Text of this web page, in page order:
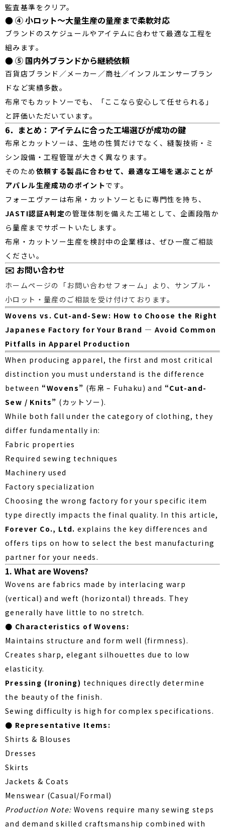
監査基準をクリア。
● ④ 小ロット〜大量生産の量産まで柔軟対応
ブランドのスケジュールやアイテムに合わせて最適な工程を
組みます。
● ⑤ 国内外ブランドから継続依頼
百貨店ブランド／メーカー／商社／インフルエンサーブラン
ドなど実績多数。
布帛でもカットソーでも、「ここなら安心して任せられる」
と評価いただいています。
6．まとめ：アイテムに合った工場選びが成功の鍵
布帛とカットソーは、生地の性質だけでなく、縫製技術・ミ
シン設備・工程管理が大きく異なります。
そのため 依頼する製品に合わせて、最適な工場を選ぶことが
アパレル生産成功のポイントです。
フォーエヴァーは布帛・カットソーともに専門性を持ち、
JASTI認証A判定の管理体制を備えた工場として、企画段階か
ら量産までサポートいたします。
布帛・カットソー生産を検討中の企業様は、ぜひ一度ご相談
ください。
✉️ お問い合わせ
ホームページの「お問い合わせフォーム」より、サンプル・
小ロット・量産のご相談を受け付けております。
Wovens vs. Cut-and-Sew: How to Choose the Right
Japanese Factory for Your Brand — Avoid Common
Pitfalls in Apparel Production
When producing apparel, the first and most critical
distinction you must understand is the difference
between “Wovens” (布帛 – Fuhaku) and “Cut-and-
Sew / Knits” (カットソー).
While both fall under the category of clothing, they
differ fundamentally in:
Fabric properties
Required sewing techniques
Machinery used
Factory specialization
Choosing the wrong factory for your specific item
type directly impacts the final quality. In this article,
Forever Co., Ltd. explains the key differences and
offers tips on how to select the best manufacturing
partner for your needs.
1. What are Wovens?
Wovens are fabrics made by interlacing warp
(vertical) and weft (horizontal) threads. They
generally have little to no stretch.
● Characteristics of Wovens:
Maintains structure and form well (firmness).
Creates sharp, elegant silhouettes due to low
elasticity.
Pressing (Ironing) techniques directly determine
the beauty of the finish.
Sewing difficulty is high for complex specifications.
● Representative Items:
Shirts & Blouses
Dresses
Skirts
Jackets & Coats
Menswear (Casual/Formal)
Production Note: Wovens require many sewing steps
and demand skilled craftsmanship combined with